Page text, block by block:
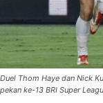
Duel Thom Haye dan Nick
pekan ke-13 BRI Super